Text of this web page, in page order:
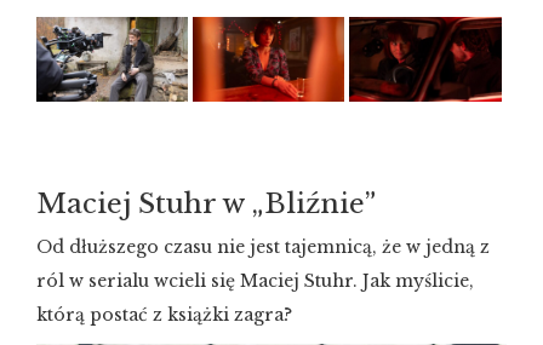
Maciej Stuhr w „Bliźnie”
Od dłuższego czasu nie jest tajemnicą, że w jedną z
ról w serialu wcieli się Maciej Stuhr. Jak myślicie,
którą postać z książki zagra?